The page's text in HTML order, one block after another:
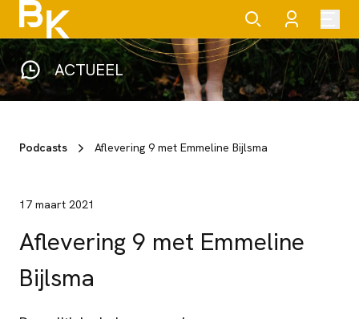
ACTUEEL
Podcasts Aflevering 9 met Emmeline Bijlsma
17 maart 2021
Aflevering 9 met Emmeline
Bijlsma